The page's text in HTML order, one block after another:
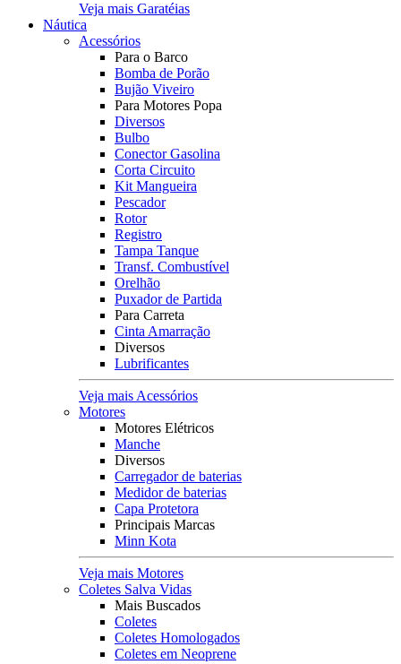
Veja mais Garatéias
Náutica
Acessórios
Para o Barco
Bomba de Porão
Bujão Viveiro
Para Motores Popa
Diversos
Bulbo
Conector Gasolina
Corta Circuito
Kit Mangueira
Pescador
Rotor
Registro
Tampa Tanque
Transf. Combustível
Orelhão
Puxador de Partida
Para Carreta
Cinta Amarração
Diversos
Lubrificantes
Veja mais Acessórios
Motores
Motores Elétricos
Manche
Diversos
Carregador de baterias
Medidor de baterias
Capa Protetora
Principais Marcas
Minn Kota
Veja mais Motores
Coletes Salva Vidas
Mais Buscados
Coletes
Coletes Homologados
Coletes em Neoprene